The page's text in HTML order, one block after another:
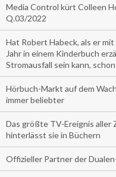
Media Control kürt Colleen
Q.03/2022
Hat Robert Habeck, als er
Jahr in einem Kinderbuch
Stromausfall sein kann,
Hörbuch-Markt auf dem
immer beliebter
Das größte TV-Ereignis aller
hinterlässt sie in Büchern
Offizieller Partner der